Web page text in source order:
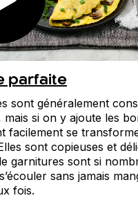
parfaite
sont généralement
mais si on y ajoute les
facilement se
sont copieuses et
garnitures sont si
sans jamais
fois.